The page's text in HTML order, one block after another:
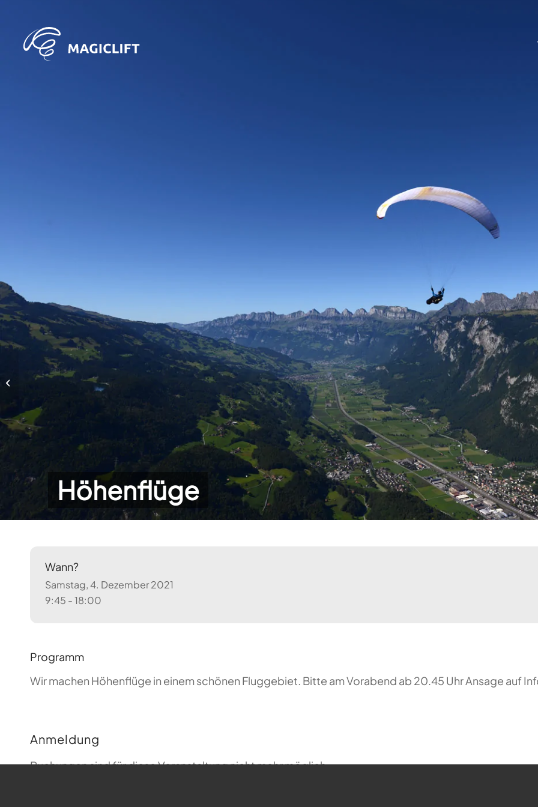
Höhenflüge
Wann?
Samstag, 4. Dezember 2021
9:45 - 18:00
Programm
Wir machen Höhenflüge in einem schönen Fluggebiet. Bitte am Vorabend ab 20.45 Uhr Ansage auf
Anmeldung
Buchungen sind für diese Veranstaltung nicht mehr möglich.
Höhenflüge